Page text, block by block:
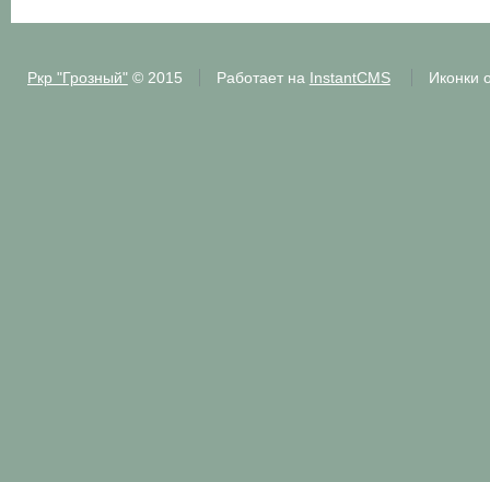
Ркр "Грозный"© 2015 Работает на InstantCMS Иконки